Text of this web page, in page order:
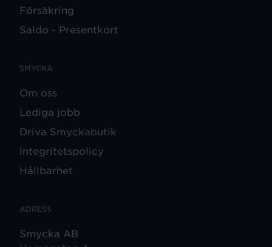
Försäkring
Saldo - Presentkort
SMYCKA
Om oss
Lediga jobb
Driva Smyckabutik
Integritetspolicy
Hållbarhet
ADRESS
Smycka AB